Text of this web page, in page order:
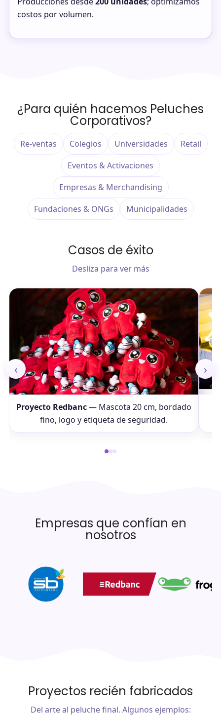
costos por volumen.
¿Para quién hacemos Peluches
Corporativos?
Re-ventas Colegios Universidades
Retail
Eventos & Activaciones
Empresas & Merchandising
Fundaciones & ONGs
Municipalidades
Casos de éxito
Desliza para ver más
‹
Proyecto Redbanc— Mascota 20 cm, bordado
fino, logo y etiqueta de seguridad.
›
Empresas que confían en
nosotros
Proyectos recién fabricados
Del arte al peluche final. Algunos ejemplos: